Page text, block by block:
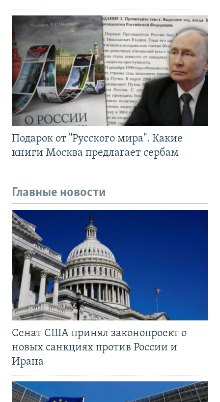
Подарок от "Русского мира". Какие
книги Москва предлагает сербам
Главные новости
Сенат США принял законопроект о
новых санкциях против России и
Ирана